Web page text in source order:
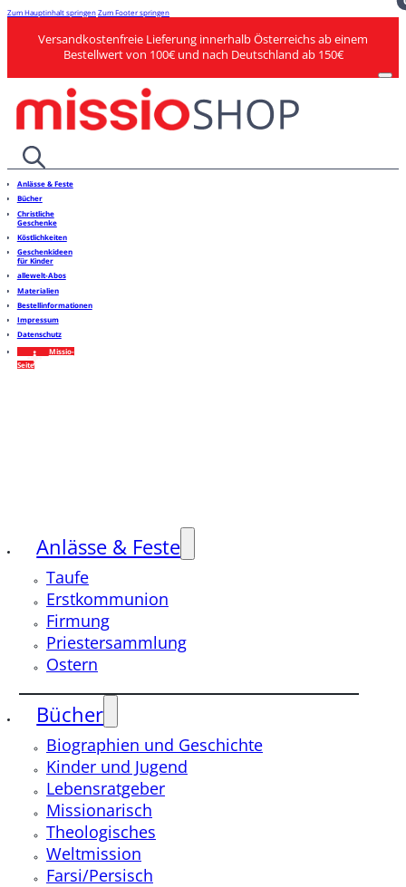
Zum Hauptinhalt springenZum Footer springen
Versandkostenfreie Lieferung innerhalb Österreichs ab einem
Bestellwert von 100€ und nach Deutschland ab 150€
Anlässe & Feste
Bücher
Christliche
Geschenke
Köstlichkeiten
Geschenkideen
für Kinder
allewelt-Abos
Materialien
Bestellinformationen
Impressum
Datenschutz
Missio-
Seite
Anlässe & Feste
Taufe
Erstkommunion
Firmung
Priestersammlung
Ostern
Bücher
Biographien und Geschichte
Kinder und Jugend
Lebensratgeber
Missionarisch
Theologisches
Weltmission
Farsi/Persisch